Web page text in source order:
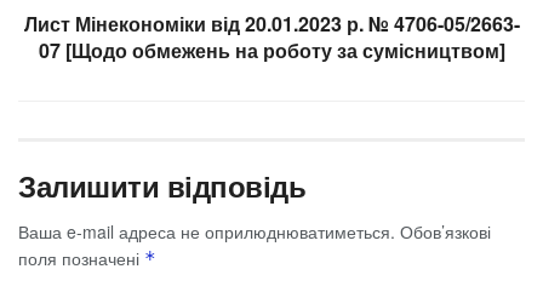
Лист Мінекономіки від 20.01.2023 р. № 4706-05/2663-
07 [Щодо обмежень на роботу за сумісництвом]
Залишити відповідь
Ваша e-mail адреса не оприлюднюватиметься. Обов’язкові
поля позначені *